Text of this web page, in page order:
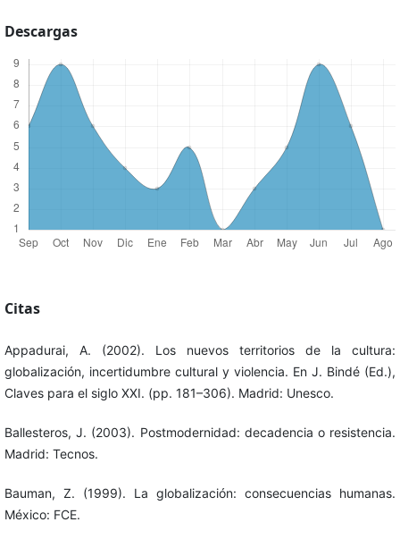
Descargas
Citas
Appadurai, A. (2002). Los nuevos territorios de la cultura:
globalización, incertidumbre cultural y violencia. En J. Bindé (Ed.),
Claves para el siglo XXI. (pp. 181–306). Madrid: Unesco.
Ballesteros, J. (2003). Postmodernidad: decadencia o resistencia.
Madrid: Tecnos.
Bauman, Z. (1999). La globalización: consecuencias humanas.
México: FCE.